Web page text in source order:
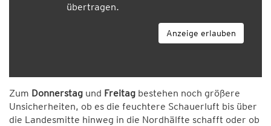
übertragen.
Anzeige erlauben
Zum Donnerstag und Freitag bestehen noch größere
Unsicherheiten, ob es die feuchtere Schauerluft bis über
die Landesmitte hinweg in die Nordhälfte schafft oder ob